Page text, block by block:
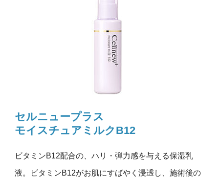
セルニュープラス
モイスチュアミルクB12
ビタミンB12配合の、ハリ・弾力感を与える保湿乳
液。ビタミンB12がお肌にすばやく浸透し、施術後の